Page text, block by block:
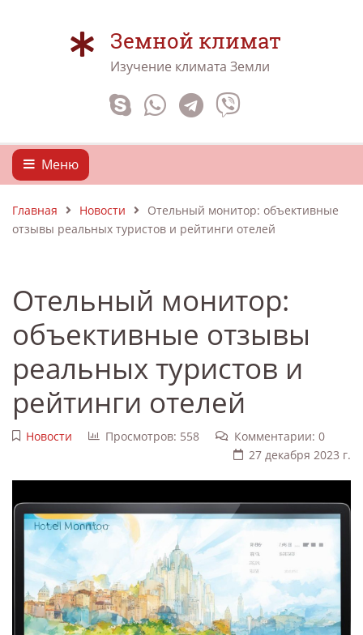
Земной климат
Изучение климата Земли
Меню
Главная Новости
Отельный монитор: объективные
отзывы реальных туристов и рейтинги отелей
Отельный монитор:
объективные отзывы
реальных туристов и
рейтинги отелей
Новости Просмотров: 558
Комментарии: 0
27 декабря 2023 г.